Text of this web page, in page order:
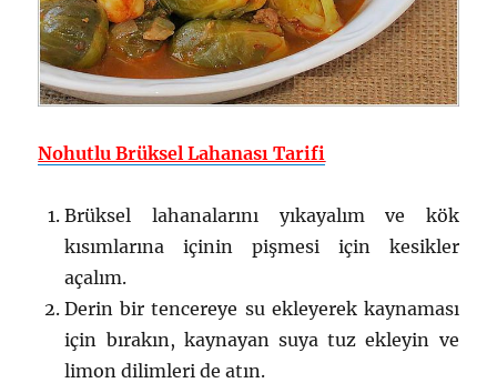
Nohutlu Brüksel Lahanası Tarifi
Brüksel lahanalarını yıkayalım ve kök
kısımlarına içinin pişmesi için kesikler
açalım.
Derin bir tencereye su ekleyerek kaynaması
için bırakın, kaynayan suya tuz ekleyin ve
limon dilimleri de atın.